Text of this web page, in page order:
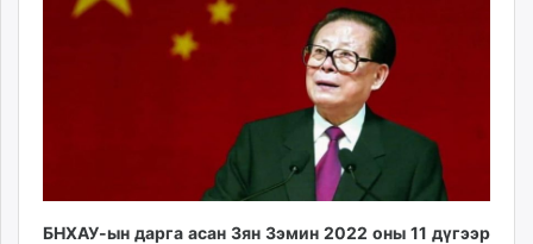
ikon.mn
eagle.mn
ergelt.mn
БНХАУ-ын дарга асан Зян Зэмин 2022 оны 11 дүгээр